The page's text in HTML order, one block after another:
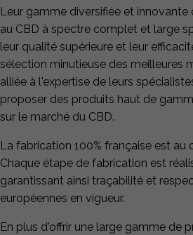
Leur gamme diversifiée et
au CBD à spectre complet et large
leur qualité supérieure et leur
sélection minutieuse des meilleures
alliée à l'expertise de leurs
proposer des produits haut de
sur le marché du CBD.
La fabrication 100% française est
Chaque étape de fabrication est
garantissant ainsi traçabilité et
européennes en vigueur.
En plus d'offrir une large gamme de